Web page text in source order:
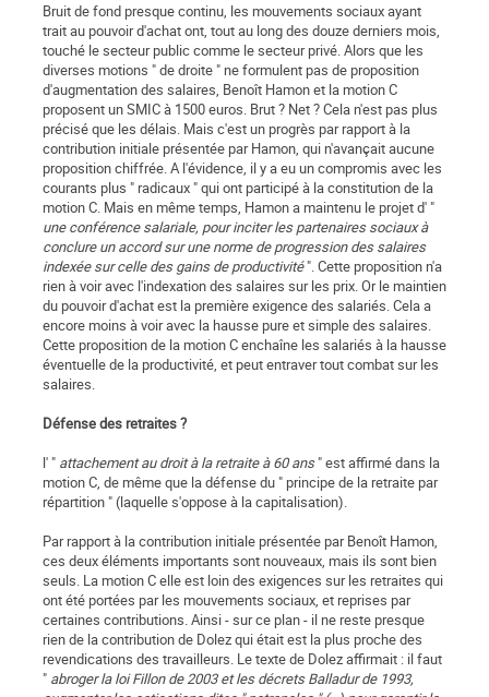
Bruit de fond presque continu, les mouvements sociaux ayant
trait au pouvoir d'achat ont, tout au long des douze derniers mois,
touché le secteur public comme le secteur privé. Alors que les
diverses motions " de droite " ne formulent pas de proposition
d'augmentation des salaires, Benoît Hamon et la motion C
proposent un SMIC à 1500 euros. Brut ? Net ? Cela n'est pas plus
précisé que les délais. Mais c'est un progrès par rapport à la
contribution initiale présentée par Hamon, qui n'avançait aucune
proposition chiffrée. A l'évidence, il y a eu un compromis avec les
courants plus " radicaux " qui ont participé à la constitution de la
motion C. Mais en même temps, Hamon a maintenu le projet d' "
une conférence salariale, pour inciter les partenaires sociaux à
conclure un accord sur une norme de progression des salaires
indexée sur celle des gains de productivité". Cette proposition n'a
rien à voir avec l'indexation des salaires sur les prix. Or le maintien
du pouvoir d'achat est la première exigence des salariés. Cela a
encore moins à voir avec la hausse pure et simple des salaires.
Cette proposition de la motion C enchaîne les salariés à la hausse
éventuelle de la productivité, et peut entraver tout combat sur les
salaires.
Défense des retraites ?
l' " attachement au droit à la retraite à 60 ans" est affirmé dans la
motion C, de même que la défense du " principe de la retraite par
répartition " (laquelle s'oppose à la capitalisation).
Par rapport à la contribution initiale présentée par Benoît Hamon,
ces deux éléments importants sont nouveaux, mais ils sont bien
seuls. La motion C elle est loin des exigences sur les retraites qui
ont été portées par les mouvements sociaux, et reprises par
certaines contributions. Ainsi - sur ce plan - il ne reste presque
rien de la contribution de Dolez qui était est la plus proche des
revendications des travailleurs. Le texte de Dolez affirmait : il faut
" abroger la loi Fillon de 2003 et les décrets Balladur de 1993,